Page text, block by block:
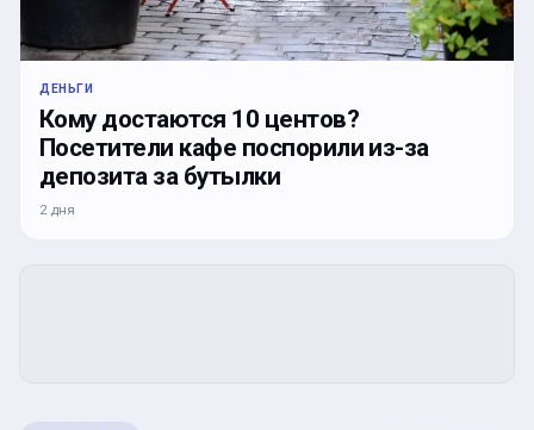
ДЕНЬГИ
Кому достаются 10 центов?
Посетители кафе поспорили из-за
депозита за бутылки
2 дня